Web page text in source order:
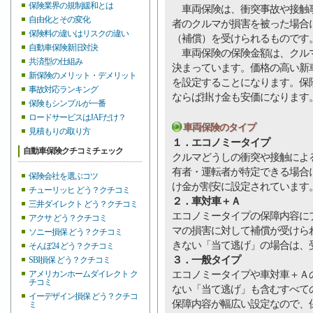
保険業界の規制緩和とは
自由化とその変化
保険料の違いはリスクの違い
自動車保険新旧対決
共済型の仕組み
新保険のメリット・デメリット
事故対応ランキング
保険もシンプルが一番
ロードサービスはJAFだけ？
見積もりの取り方
自動車保険クチコミチェック
保険会社を選ぶコツ
チューリッヒ どう？クチコミ
三井ダイレクト どう？クチコミ
アクサ どう？クチコミ
ソニー損保 どう？クチコミ
そんぽ24 どう？クチコミ
SBI損保 どう？クチコミ
アメリカンホームダイレクト ク
チコミ
イーデザイン損保 どう？クチコ
ミ
車両保険は、衝突事故や接触
者のクルマが損害を被った場
（補償）を受けられるものです
車両保険の保険金額は、クル
決まっています。価格の高い
を設定することになります。
ならば掛け金も安価になります
車両保険のタイプ
１．エコノミータイプ
クルマどうしの衝突や接触に
有者・運転者が特定できる場
け金が割安に設定されています
２．車対車＋Ａ
エコノミータイプの保障内容
マの損害に対して補償が受け
きない「当て逃げ」の場合は、
３．一般タイプ
エコノミータイプや車対車＋
ない「当て逃げ」も含むすべ
保障内容が幅広い設定なので